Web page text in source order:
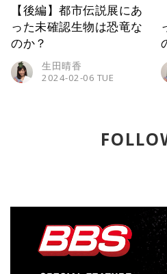
【後編】都市伝説展にあ
った未確認生物は恐竜な
のか？
生田晴香
2024-02-06 TUE